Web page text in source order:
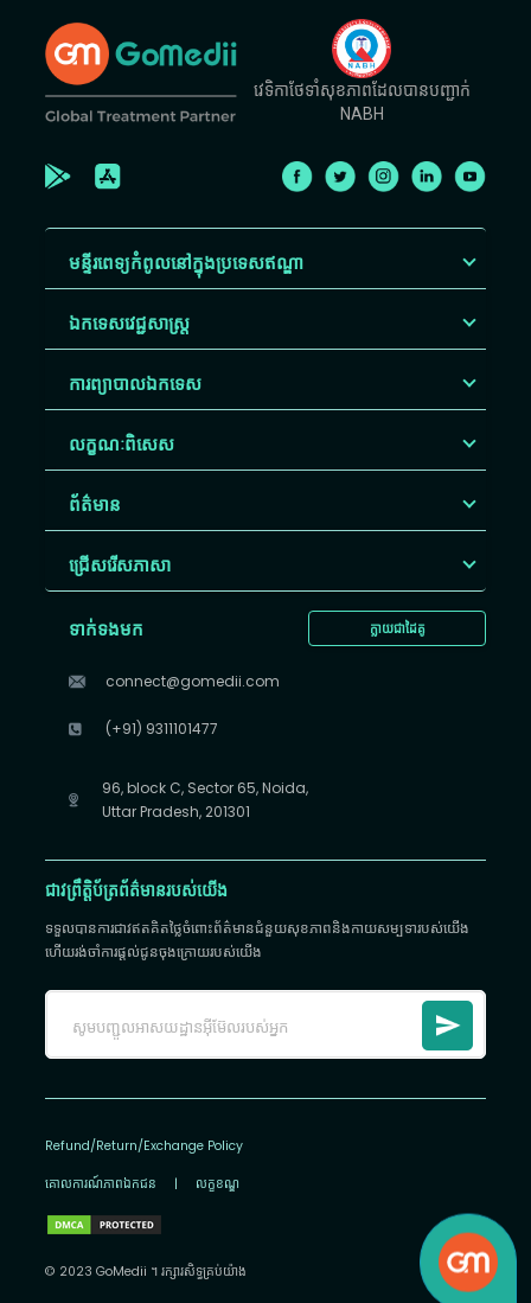
វេទិកាថែទាំសុខភាពដែលបានបញ្ជាក់
NABH
មន្ទីរពេទ្យកំពូលនៅក្នុងប្រទេសឥណ្ឌា
ឯកទេសវេជ្ជសាស្ត្រ
ការព្យាបាលឯកទេស
លក្ខណៈពិសេស
ព័ត៌មាន
ជ្រើសរើស​ភាសា
ក្លាយជាដៃគូ
ទាក់ទងមក
connect@gomedii.com
(+91) 9311101477
96, block C, Sector 65, Noida,
Uttar Pradesh, 201301
ជាវព្រឹត្តិប័ត្រព័ត៌មានរបស់យើង
ទទួលបានការជាវឥតគិតថ្លៃចំពោះព័ត៌មានជំនួយសុខភាពនិងកាយសម្បទារបស់យើង
ហើយរង់ចាំការផ្តល់ជូនចុងក្រោយរបស់យើង
Refund/Return/Exchange Policy
គោលការណ៍​ភាព​ឯកជន | លក្ខខណ្ឌ
© 2023 GoMedii ។ រក្សា​រ​សិទ្ធ​គ្រប់យ៉ាង